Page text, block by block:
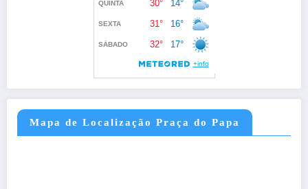
Mapa de Localização Praça do Papa